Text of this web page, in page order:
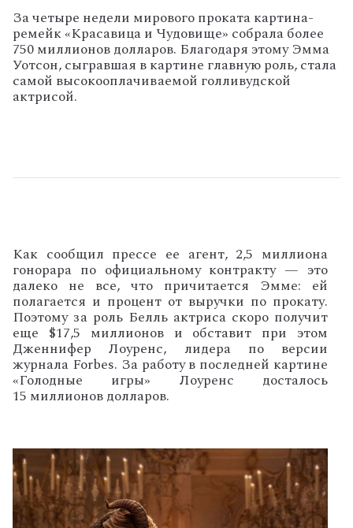
За четыре недели мирового проката картина-
ремейк «Красавица и Чудовище» собрала более
750 миллионов долларов. Благодаря этому Эмма
Уотсон, сыгравшая в картине главную роль, стала
самой высокооплачиваемой голливудской
актрисой.
Как сообщил прессе ее агент, 2,5 миллиона
гонорара по официальному контракту— это
далеко не все, что причитается Эмме: ей
полагается и процент от выручки по прокату.
Поэтому за роль Белль актриса скоро получит
еще $17,5 миллионов и обставит при этом
Дженнифер Лоуренс, лидера по версии
журнала Forbes. За работу в последней картине
«Голодные игры» Лоуренс досталось
15 миллионовдолларов.